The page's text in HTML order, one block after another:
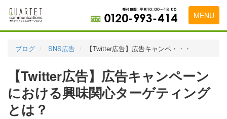
MENU
実績・お客様の声
初めて導入をお考えの方
ブログ SNS広告 【Twitter広告】広告キャンペ・・・
【Twitter広告】広告キャンペーン
における興味関心ターゲティング
とは？